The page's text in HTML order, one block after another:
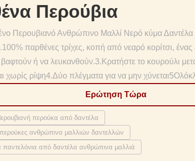
Περούβια
Περουβιανό Ανθρώπινο Μαλλί Νερό κύμα
παρθένες τρίχες, κοπή από νεαρό κορίτσι, ένας
ή να λευκανθούν.3.Κρατήστε το κουρούλι
χωρίς ρίψη4.Δύο πλέγματα για να μην
Ερώτηση Τώρα
περούκα από δαντέλα
ανθρώπινα μαλλιών δαντελλών
παντελόνια από δαντέλα ανθρώπινα μαλλιά